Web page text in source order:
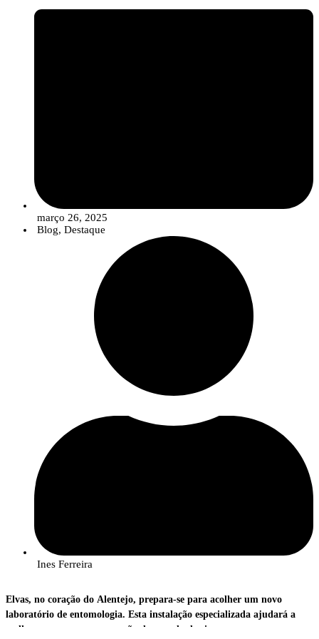
março 26, 2025
Blog, Destaque
Ines Ferreira
Elvas, no coração do Alentejo, prepara-se para acolher um novo
laboratório de entomologia. Esta instalação especializada ajudará a
melhorar a nossa compreensão do mundo dos insetos, pequenos